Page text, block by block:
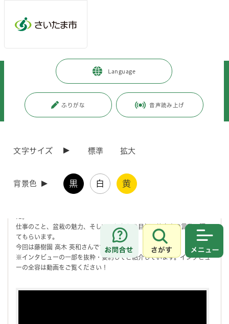
Language
ふりがな 音声読み上げ
文字サイズ 標準 拡大
背景色 黒 白 黄
お問合せ
さがす
観光・スポーツ・文化 > 文化・芸術
さいたま市の取り組み
伝統の世界に飛び込んで－若手盆栽師インタビュー vol.2｜藤樹園 高木 英
和さん
小さな鉢の中で、時間をかけて育まれる盆栽。
仕事のこと、盆栽の魅力、そしてこれからの目標。等身大の言葉で語っ
てもらいます。
今回は藤樹園 高木 英和さんです。
※インタビューの一部を抜粋・要約してご紹介しています。インタビュ
ーの全容は動画をご覧ください！